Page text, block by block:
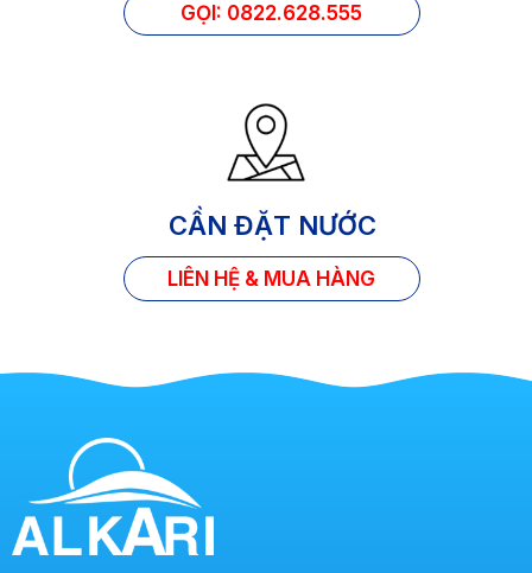
GỌI: 0822.628.555
CẦN ĐẶT NƯỚC
LIÊN HỆ & MUA HÀNG